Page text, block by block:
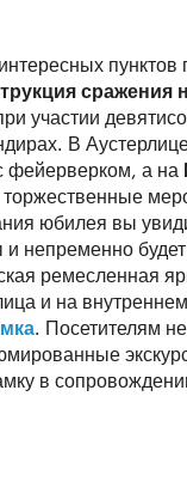
пунктов
сражения
участии
В
фейерверком, а на
юбилея вы
и непременно
ремесленная
и на
. Посетителям
в